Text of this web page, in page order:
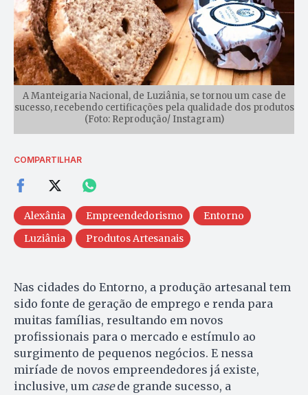
A Manteigaria Nacional, de Luziânia, se tornou um case de
sucesso, recebendo certificações pela qualidade dos produtos
(Foto: Reprodução/ Instagram)
COMPARTILHAR
Alexânia Empreendedorismo
Entorno
Luziânia
Produtos Artesanais
Nas cidades do Entorno, a produção artesanal tem
sido fonte de geração de emprego e renda para
muitas famílias, resultando em novos
profissionais para o mercado e estímulo ao
surgimento de pequenos negócios. E nessa
miríade de novos empreendedores já existe,
inclusive, um casede grande sucesso, a